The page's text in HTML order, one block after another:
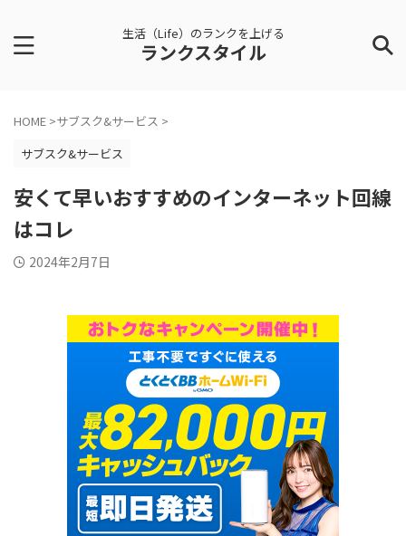
生活（Life）のランクを上げる
ランクスタイル
HOME >サブスク&サービス >
サブスク&サービス
安くて早いおすすめのインターネット回線
はコレ
2024年2月7日